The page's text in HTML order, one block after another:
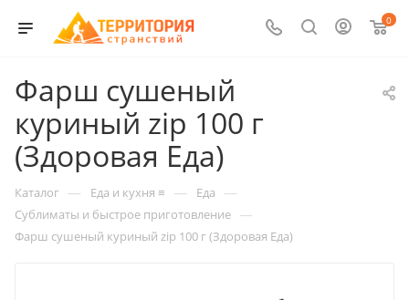
0
Фарш сушеный
куриный zip 100 г
(Здоровая Еда)
Каталог — Еда и кухня ≡ — Еда —
Сублиматы и быстрое приготовление —
Фарш сушеный куриный zip 100 г (Здоровая Еда)